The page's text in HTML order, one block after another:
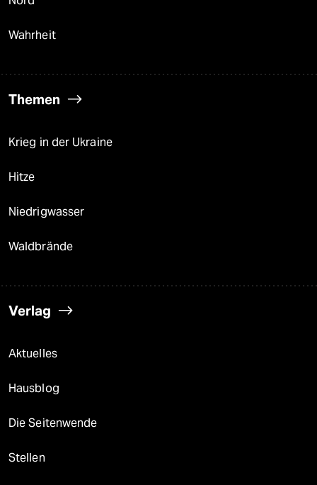
Wahrheit
Themen
Krieg in der Ukraine
Hitze
Niedrigwasser
Waldbrände
Verlag
Aktuelles
Hausblog
Die Seitenwende
Stellen